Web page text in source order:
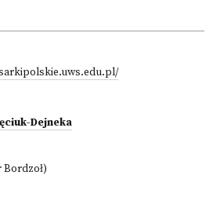
Dejneka
Bordzoł)